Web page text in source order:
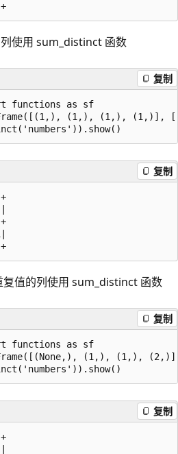
使用 sum_distinct 函数
复制
functions as sf
(1,), (1,), (1,)],
复制
复值的列使用 sum_distinct 函数
复制
functions as sf
(1,), (1,),
复制